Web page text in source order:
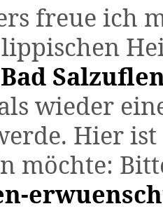
freue ich
Bad
wieder
Hier
möchte: